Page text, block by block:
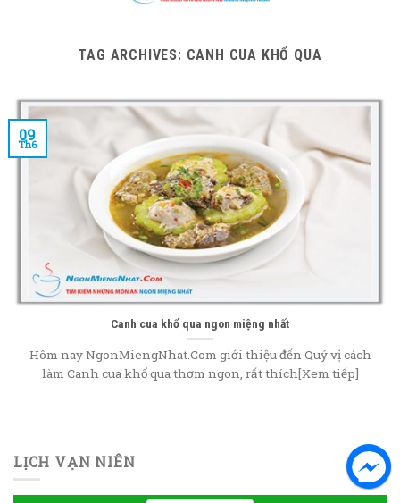
TAG ARCHIVES: CANH CUA KHỔ QUA
Canh cua khổ qua ngon miệng nhất
Hôm nay NgonMiengNhat.Com giới thiệu đến Quý vị cách
làm Canh cua khổ qua thơm ngon, rất thích[Xem tiếp]
09
Th6
LỊCH VẠN NIÊN